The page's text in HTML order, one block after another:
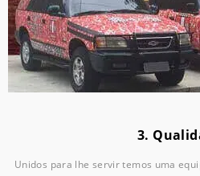
3.
Unidos para lhe servir temos uma